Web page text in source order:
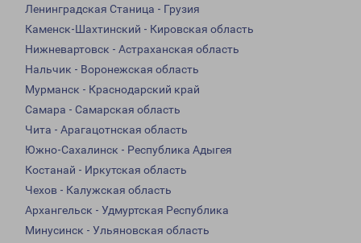
Ленинградская Станица - Грузия
Каменск-Шахтинский - Кировская область
Нижневартовск - Астраханская область
Нальчик - Воронежская область
Мурманск - Краснодарский край
Самара - Самарская область
Чита - Арагацотнская область
Южно-Сахалинск - Республика Адыгея
Костанай - Иркутская область
Чехов - Калужская область
Архангельск - Удмуртская Республика
Минусинск - Ульяновская область